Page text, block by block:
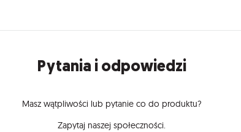
Pytania i odpowiedzi
Masz wątpliwości lub pytanie co do produktu?
Zapytaj naszej społeczności.